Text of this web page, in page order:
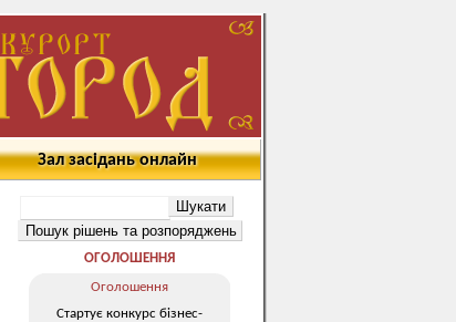
Зал засідань онлайн
ОГОЛОШЕННЯ
Оголошення
Стартує конкурс бізнес-